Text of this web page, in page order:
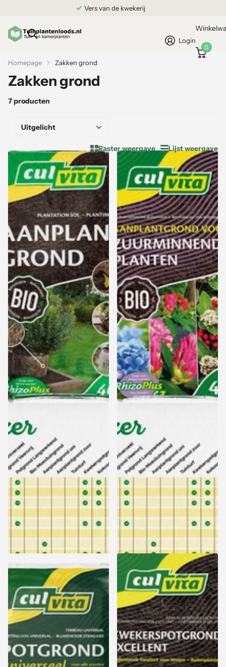
Grond gekocht = Plantgarantie
Login
0
Homepage Zakken grond
Zakken grond
7 producten
Raster weergave Lijst weergave
Aanplantgrond - 40L
Zomeractie: 15% korting -
Levering vanaf 17 augustus
Zomeractie: 15% korting -
Levering vanaf 17 augustus
10,99
Aanplantgrond
Zuurminnend - 40L
Zomeractie: 15% korting -
Levering vanaf 17 augustus
Zomeractie: 15% korting -
Levering vanaf 17 augustus
10,99